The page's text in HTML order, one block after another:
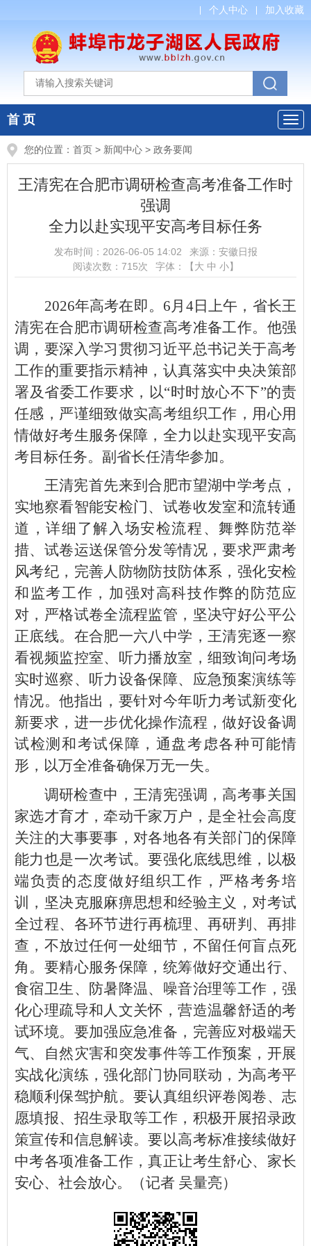
个人中心 加入收藏
首 页
您的位置： 首页 > 新闻中心 > 政务要闻
王清宪在合肥市调研检查高考准备工作时
强调
全力以赴实现平安高考目标任务
发布时间： 2026-06-05 14:02 来源： 安徽日报
阅读次数： 715次 字体：【大 中 小】
2026年高考在即。6月4日上午，省长王
清宪在合肥市调研检查高考准备工作。他强
调，要深入学习贯彻习近平总书记关于高考
工作的重要指示精神，认真落实中央决策部
署及省委工作要求，以“时时放心不下”的责
任感，严谨细致做实高考组织工作，用心用
情做好考生服务保障，全力以赴实现平安高
考目标任务。副省长任清华参加。
王清宪首先来到合肥市望湖中学考点，
实地察看智能安检门、试卷收发室和流转通
道，详细了解入场安检流程、舞弊防范举
措、试卷运送保管分发等情况，要求严肃考
风考纪，完善人防物防技防体系，强化安检
和监考工作，加强对高科技作弊的防范应
对，严格试卷全流程监管，坚决守好公平公
正底线。在合肥一六八中学，王清宪逐一察
看视频监控室、听力播放室，细致询问考场
实时巡察、听力设备保障、应急预案演练等
情况。他指出，要针对今年听力考试新变化
新要求，进一步优化操作流程，做好设备调
试检测和考试保障，通盘考虑各种可能情
形，以万全准备确保万无一失。
调研检查中，王清宪强调，高考事关国
家选才育才，牵动千家万户，是全社会高度
关注的大事要事，对各地各有关部门的保障
能力也是一次考试。要强化底线思维，以极
端负责的态度做好组织工作，严格考务培
训，坚决克服麻痹思想和经验主义，对考试
全过程、各环节进行再梳理、再研判、再排
查，不放过任何一处细节，不留任何盲点死
角。要精心服务保障，统筹做好交通出行、
食宿卫生、防暑降温、噪音治理等工作，强
化心理疏导和人文关怀，营造温馨舒适的考
试环境。要加强应急准备，完善应对极端天
气、自然灾害和突发事件等工作预案，开展
实战化演练，强化部门协同联动，为高考平
稳顺利保驾护航。要认真组织评卷阅卷、志
愿填报、招生录取等工作，积极开展招录政
策宣传和信息解读。要以高考标准接续做好
中考各项准备工作，真正让考生舒心、家长
安心、社会放心。（记者 吴量亮）